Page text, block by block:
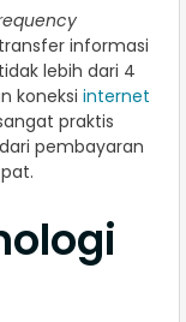
informasi
lebih dari 4
koneksi internet
praktis
pembayaran